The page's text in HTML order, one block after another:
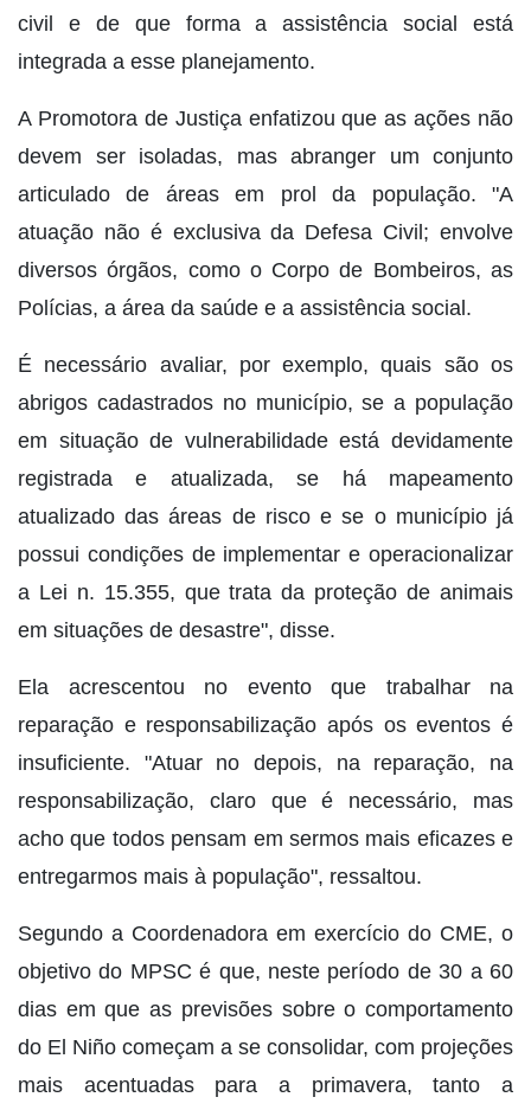
civil e de que forma a assistência social está
integrada a esse planejamento.
A Promotora de Justiça enfatizou que as ações não
devem ser isoladas, mas abranger um conjunto
articulado de áreas em prol da população. "A
atuação não é exclusiva da Defesa Civil; envolve
diversos órgãos, como o Corpo de Bombeiros, as
Polícias, a área da saúde e a assistência social.
É necessário avaliar, por exemplo, quais são os
abrigos cadastrados no município, se a população
em situação de vulnerabilidade está devidamente
registrada e atualizada, se há mapeamento
atualizado das áreas de risco e se o município já
possui condições de implementar e operacionalizar
a Lei n. 15.355, que trata da proteção de animais
em situações de desastre", disse.
Ela acrescentou no evento que trabalhar na
reparação e responsabilização após os eventos é
insuficiente. "Atuar no depois, na reparação, na
responsabilização, claro que é necessário, mas
acho que todos pensam em sermos mais eficazes e
entregarmos mais à população", ressaltou.
Segundo a Coordenadora em exercício do CME, o
objetivo do MPSC é que, neste período de 30 a 60
dias em que as previsões sobre o comportamento
do El Niño começam a se consolidar, com projeções
mais acentuadas para a primavera, tanto a